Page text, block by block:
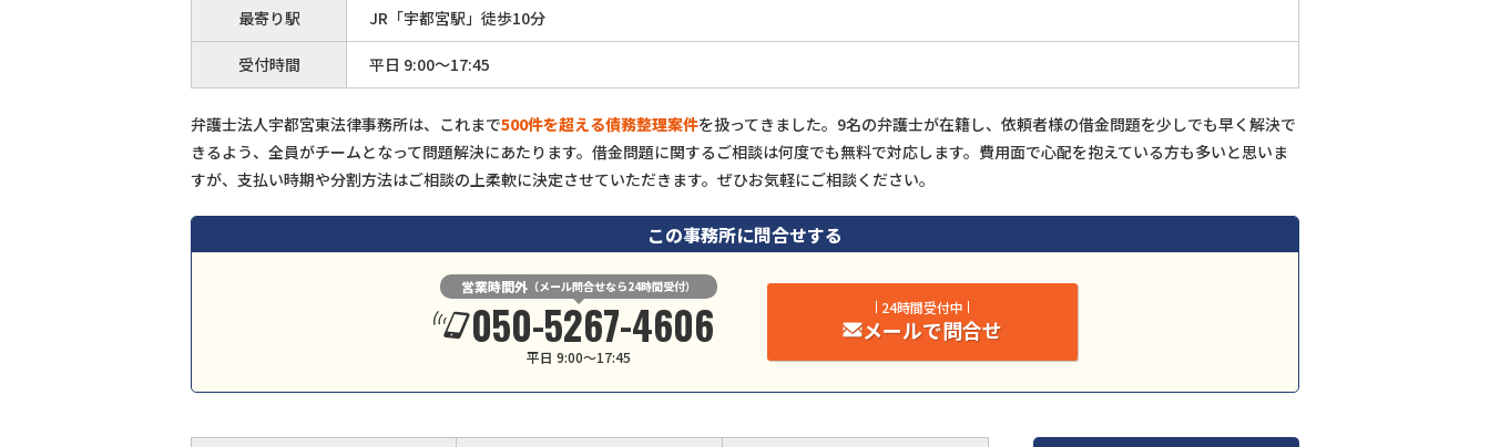
最寄り駅 JR「宇都宮駅」徒歩10分
受付時間 平日 9:00～17:45
弁護士法人宇都宮東法律事務所は、これまで500件を超える債務整理案件を扱ってきました。9名の弁護士が在籍し、依頼者様の借金問題を少しでも早く解決で
きるよう、全員がチームとなって問題解決にあたります。借金問題に関するご相談は何度でも無料で対応します。費用面で心配を抱えている方も多いと思いま
すが、支払い時期や分割方法はご相談の上柔軟に決定させていただきます。ぜひお気軽にご相談ください。
この事務所に問合せする
営業時間外 （メール問合せなら24時間受付）
050-5267-4606
平日 9:00～17:45
24時間受付中
メールで問合せ